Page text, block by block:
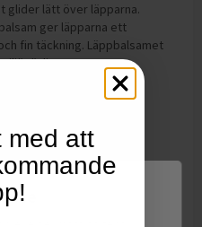
glider lätt över läpparna.
ger läpparna ett
fin täckning. Läppbalsamet
FSC-
minst 30 procent
mäta sajtens
med att